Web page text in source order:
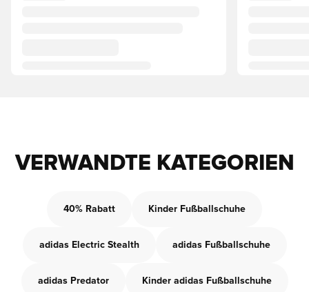
VERWANDTE KATEGORIEN
40% Rabatt Kinder Fußballschuhe
adidas Electric Stealth adidas Fußballschuhe
adidas Predator Kinder adidas Fußballschuhe